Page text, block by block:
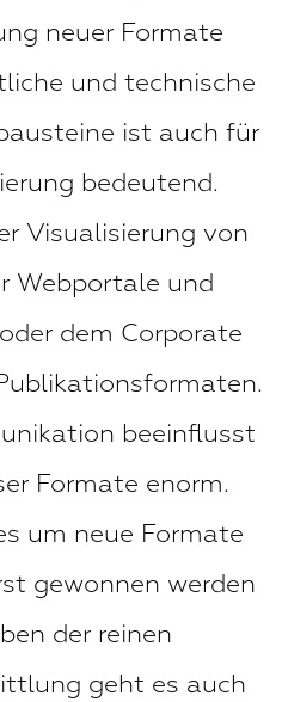
neuer Formate
und technische
ist auch für
bedeutend.
Visualisierung von
Webportale und
dem Corporate
beeinflusst
Formate enorm.
um neue Formate
gewonnen werden
der reinen
geht es auch